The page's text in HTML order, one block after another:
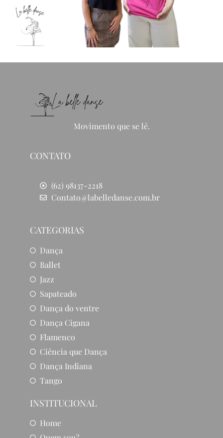
Movimento que se lê.
CONTATO
(62) 98137-2218
Contato@labelledanse.com.br
CATEGORIAS
Dança
Ballet
Jazz
Sapateado
Dança do ventre
Dança Cigana
Flamenco
Ciência que Dança
Dança Indiana
Tango
INSTITUCIONAL
Home